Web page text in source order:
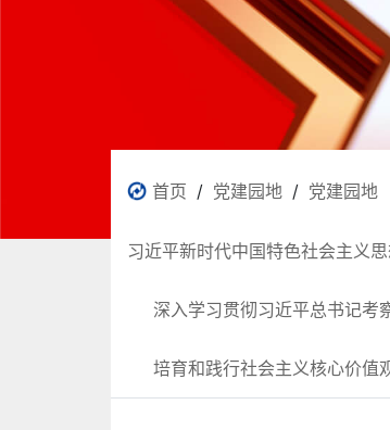
首页 / 党建园地 / 党建园地
习近平新时代中国特色社会主义
深入学习贯彻习近平总书记考
培育和践行社会主义核心价值